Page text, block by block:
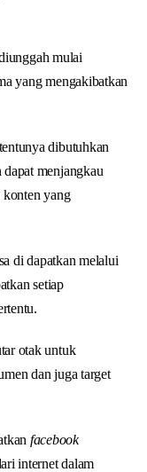
mulai
yang mengakibatkan
dibutuhkan
menjangkau
yang
di dapatkan melalui
setiap
otak untuk
dan juga target
facebook
internet dalam